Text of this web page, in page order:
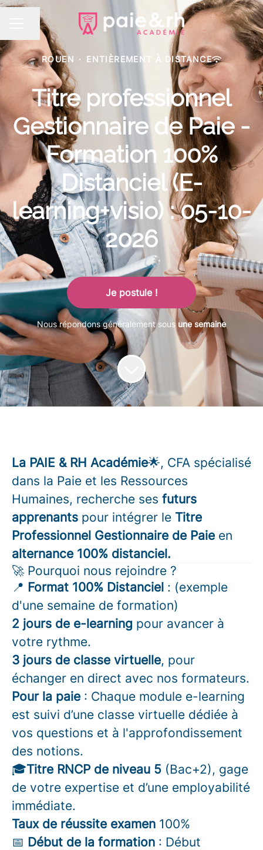
MENU CARRIÈRE
Partager la page
ROUEN · ENTIÈREMENT À DISTANCE
Titre professionnel
Gestionnaire de Paie -
Formation 100%
Distanciel (E-
learning+visio) : 05-10-
2026
Je postule !
Nous répondons généralement sousune semaine
La PAIE & RH Académie🌟, CFA spécialisé
dans la Paie et les Ressources
Humaines, recherche ses futurs
apprenants pour intégrer le Titre
Professionnel Gestionnaire de Paie en
alternance 100% distanciel.
🚀 Pourquoi nous rejoindre ?
📍 Format 100% Distanciel : (exemple
d'une semaine de formation)
2 jours de e-learning pour avancer à
votre rythme.
3 jours de classe virtuelle, pour
échanger en direct avec nos formateurs.
Pour la paie : Chaque module e-learning
est suivi d’une classe virtuelle dédiée à
vos questions et à l'approfondissement
des notions.
🎓Titre RNCP de niveau 5 (Bac+2), gage
de votre expertise et d’une employabilité
immédiate.
Taux de réussite examen 100%
📅 Début de la formation : Début